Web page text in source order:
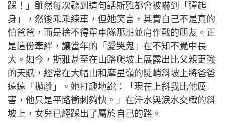
踩！」雖然每次聽到這句話斯雅都會被嚇到「彈起
身」，然後乖乖練車，但她笑言，其實自己不是真的
怕爸爸，而是捨不得單車隊那班並肩作戰的朋友。正
是這份牽絆，讓當年的「愛哭鬼」在不知不覺中長
大。如今，斯雅甚至在山路爬坡上展露出比父親更強
的天賦，經常在大帽山和摩星嶺的陡峭斜坡上將爸爸
遠遠「拋離」。她打趣地說：「現在上斜我比他厲
害，他只是平路衝刺夠快。」在汗水與淚水交織的斜
坡上，女兒已經踩出了屬於自己的路。